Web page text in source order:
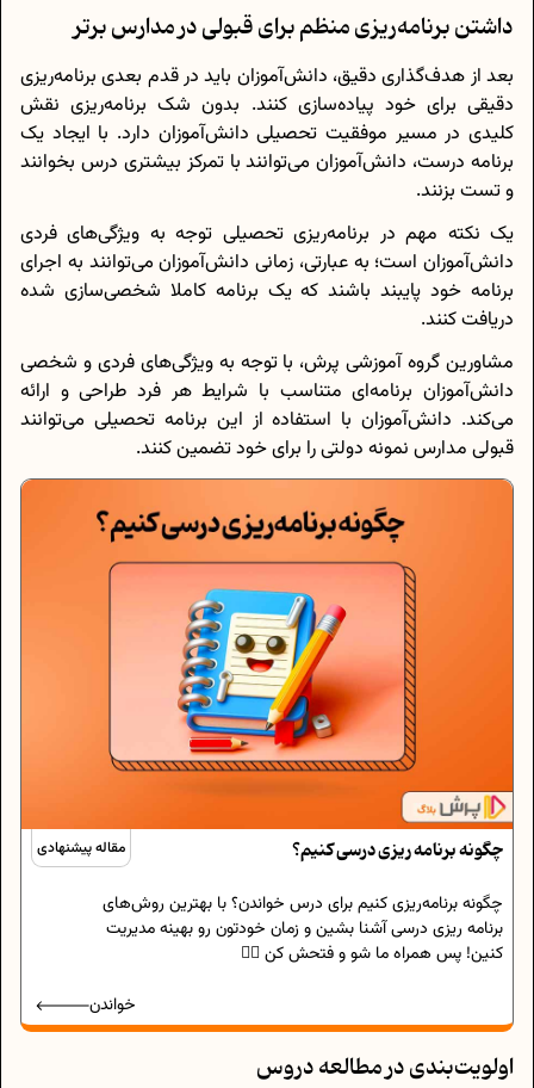
داشتن برنامه‌ریزی منظم برای قبولی در مدارس برتر
بعد از هدف‌گذاری دقیق، دانش‌آموزان باید در قدم بعدی برنامه‌ریزی
دقیقی برای خود پیاده‌سازی کنند. بدون شک برنامه‌ریزی نقش
کلیدی در مسیر موفقیت تحصیلی دانش‌آموزان دارد. با ایجاد یک
برنامه درست، دانش‌آموزان می‌توانند با تمرکز بیشتری درس بخوانند
و تست بزنند.
یک نکته مهم در برنامه‌ریزی تحصیلی توجه به ویژگی‌های فردی
دانش‌آموزان است؛ به عبارتی، زمانی دانش‌آموزان می‌توانند به اجرای
برنامه خود پایبند باشند که یک برنامه کاملا شخصی‌سازی شده
دریافت کنند.
مشاورین گروه آموزشی پرش، با توجه به ویژگی‌های فردی و شخصی
دانش‌آموزان برنامه‌ای متناسب با شرایط هر فرد طراحی و ارائه
می‌کند. دانش‌آموزان با استفاده از این برنامه تحصیلی می‌توانند
قبولی مدارس نمونه دولتی را برای خود تضمین کنند.
مقاله پیشنهادی چگونه برنامه‌ ریزی درسی کنیم؟
چگونه برنامه‌ریزی کنیم برای درس خواندن؟ با بهترین روش‌های
برنامه‌ ریزی درسی آشنا بشین و زمان خودتون رو بهینه مدیریت
کنین! پس همراه ما شو و فتحش کن 🏴‍☠️
خواندن
اولویت‌بندی در مطالعه دروس